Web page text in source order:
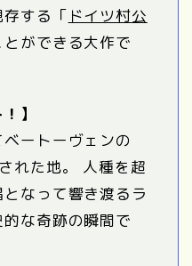
存する「 ドイツ村公
ができる大作で
】
ートーヴェンの
れた地。 人種を超
なって響き渡るラ
な奇跡の瞬間で